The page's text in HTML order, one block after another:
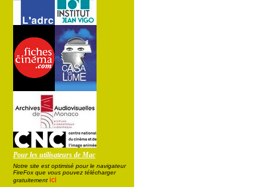
Pour les utilisateurs de Mac
Notre site est optimisé pour le navigateur
FireFox que vous pouvez télécharger
gratuitement ici